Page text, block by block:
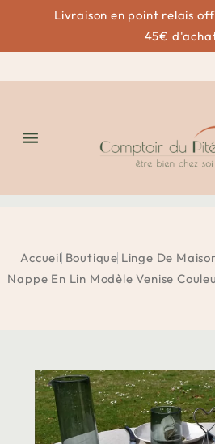
Livraison en point relais
45€

Accueil Boutique Linge De
Nappe En Lin Modèle Venise